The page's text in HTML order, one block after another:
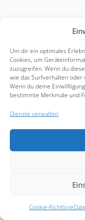
Um dir ein optimales
Cookies, um
zuzugreifen. Wenn du
wie das Surfverhalten
Wenn du deine
bestimmte Merkmale und
Dienste verwalten
Cookie-Richtlinie